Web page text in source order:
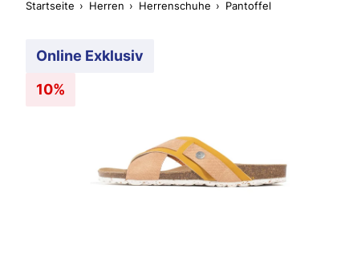
Startseite Herren Herrenschuhe Pantoffel
Online Exklusiv
10%